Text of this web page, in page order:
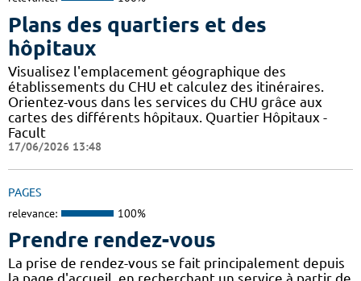
Plans des quartiers et des
hôpitaux
Visualisez l'emplacement géographique des
établissements du CHU et calculez des itinéraires.
Orientez-vous dans les services du CHU grâce aux
cartes des différents hôpitaux. Quartier Hôpitaux -
Facult
17/06/2026 13:48
PAGES
relevance: 100%
Prendre rendez-vous
La prise de rendez-vous se fait principalement depuis